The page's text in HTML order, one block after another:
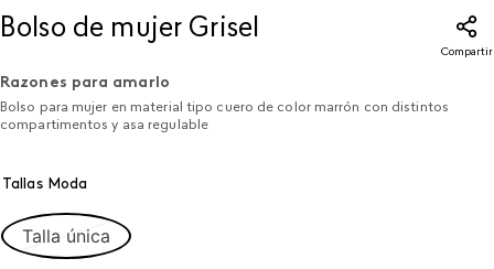
Bolso de mujer Grisel
Compartir
Razones para amarlo
Bolso para mujer en material tipo cuero de color marrón con distintos
compartimentos y asa regulable
Tallas Moda
Talla única